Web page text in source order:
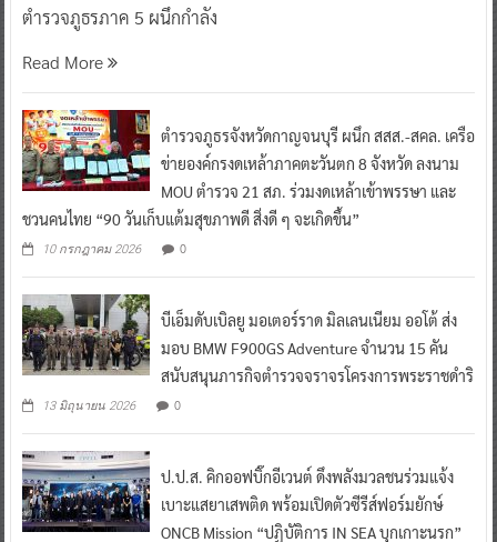
ตำรวจภูธรภาค 5 ผนึกกำลัง
Read More
ตำรวจภูธรจังหวัดกาญจนบุรี ผนึก สสส.-สคล. เครือ
ข่ายองค์กรงดเหล้าภาคตะวันตก 8 จังหวัด ลงนาม
MOU ตำรวจ 21 สภ. ร่วมงดเหล้าเข้าพรรษา และ
ชวนคนไทย “90 วันเก็บแต้มสุขภาพดี สิ่งดี ๆ จะเกิดขึ้น”
10 กรกฎาคม 2026 0
บีเอ็มดับเบิลยู มอเตอร์ราด มิลเลนเนียม ออโต้ ส่ง
มอบ BMW F900GS Adventure จำนวน 15 คัน
สนับสนุนภารกิจตำรวจจราจรโครงการพระราชดำริ
13 มิถุนายน 2026 0
ป.ป.ส. คิกออฟบิ๊กอีเวนต์ ดึงพลังมวลชนร่วมแจ้ง
เบาะแสยาเสพติด พร้อมเปิดตัวซีรีส์ฟอร์มยักษ์
ONCB Mission “ปฏิบัติการ IN SEA บุกเกาะนรก”